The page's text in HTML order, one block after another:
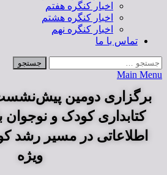
اخبار کنگره هفتم
اخبار کنگره هشتم
اخبار کنگره نهم
تماس با ما
Main Menu
برگزاری دومین
کتابداری کودک و نوجوان
اطلاعاتی در مسیر رشد
ویژه